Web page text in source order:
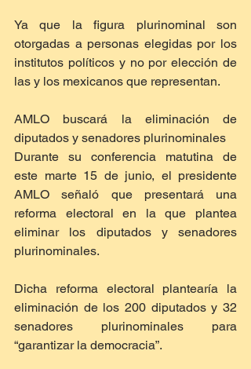
Ya que la figura plurinominal son
otorgadas a personas elegidas por los
institutos políticos y no por elección de
las y los mexicanos que representan.
AMLO buscará la eliminación de
diputados y senadores plurinominales
Durante su conferencia matutina de
este marte 15 de junio, el presidente
AMLO señaló que presentará una
reforma electoral en la que plantea
eliminar los diputados y senadores
plurinominales.
Dicha reforma electoral plantearía la
eliminación de los 200 diputados y 32
senadores plurinominales para
“garantizar la democracia”.